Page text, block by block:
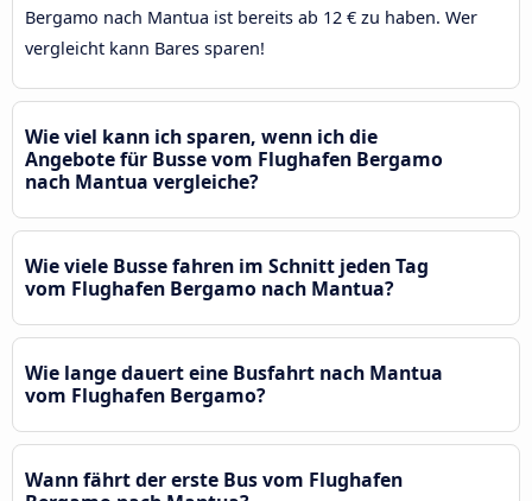
Bergamo nach Mantua ist bereits ab 12 € zu haben. Wer
vergleicht kann Bares sparen!
Wie viel kann ich sparen, wenn ich die
Angebote für Busse vom Flughafen Bergamo
nach Mantua vergleiche?
Wie viele Busse fahren im Schnitt jeden Tag
vom Flughafen Bergamo nach Mantua?
Wie lange dauert eine Busfahrt nach Mantua
vom Flughafen Bergamo?
Wann fährt der erste Bus vom Flughafen